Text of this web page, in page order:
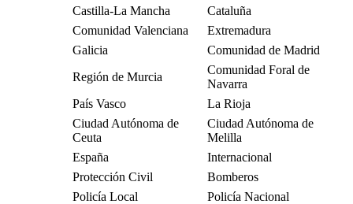
Castilla-La Mancha
Cataluña
Comunidad Valenciana
Extremadura
Galicia
Comunidad de Madrid
Región de Murcia
Comunidad Foral de
Navarra
País Vasco
La Rioja
Ciudad Autónoma de
Ceuta
Ciudad Autónoma de
Melilla
España
Internacional
Protección Civil
Bomberos
Policía Local
Policía Nacional